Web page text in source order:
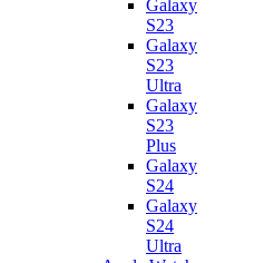
Galaxy
S23
Galaxy
S23
Ultra
Galaxy
S23
Plus
Galaxy
S24
Galaxy
S24
Ultra